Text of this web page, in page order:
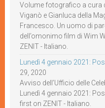
Volume fotografico a cura
Viganò e Gianluca della
Francesco. Un uomo di
dell’omonimo film di Wim
ZENIT - Italiano.
Lunedì 4 gennaio 2021:
29, 2020
Avviso dell’Ufficio delle
Lunedì 4 gennaio 2021:
first on ZENIT - Italiano.